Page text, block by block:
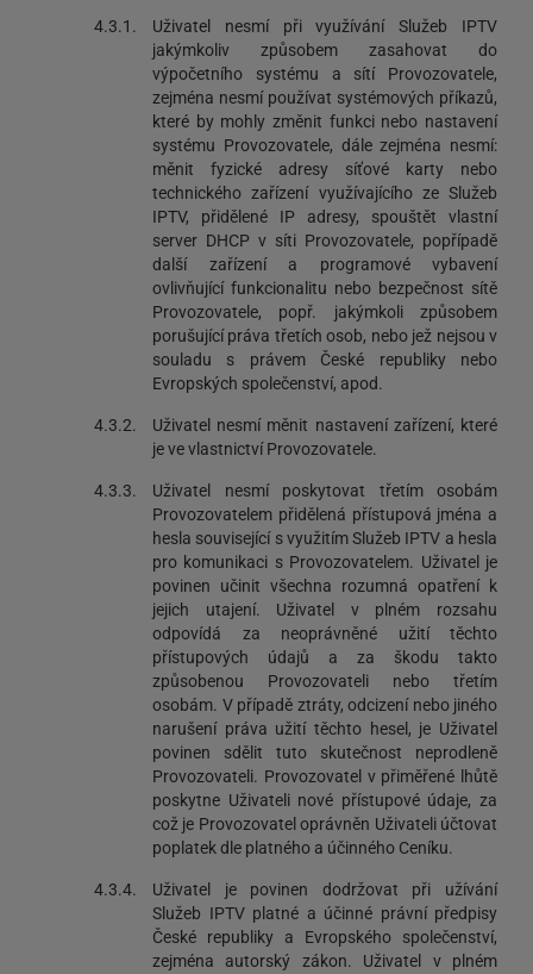
4.3.1.
Uživatel nesmí při využívání Služeb IPTV
jakýmkoliv způsobem zasahovat do
výpočetního systému a sítí Provozovatele,
zejména nesmí používat systémových příkazů,
které by mohly změnit funkci nebo nastavení
systému Provozovatele, dále zejména nesmí:
měnit fyzické adresy síťové karty nebo
technického zařízení využívajícího ze Služeb
IPTV, přidělené IP adresy, spouštět vlastní
server DHCP v síti Provozovatele, popřípadě
další zařízení a programové vybavení
ovlivňující funkcionalitu nebo bezpečnost sítě
Provozovatele, popř. jakýmkoli způsobem
porušující práva třetích osob, nebo jež nejsou v
souladu s právem České republiky nebo
Evropských společenství, apod.
4.3.2.
Uživatel nesmí měnit nastavení zařízení, které
je ve vlastnictví Provozovatele.
4.3.3.
Uživatel nesmí poskytovat třetím osobám
Provozovatelem přidělená přístupová jména a
hesla související s využitím Služeb IPTV a hesla
pro komunikaci s Provozovatelem. Uživatel je
povinen učinit všechna rozumná opatření k
jejich utajení. Uživatel v plném rozsahu
odpovídá za neoprávněné užití těchto
přístupových údajů a za škodu takto
způsobenou Provozovateli nebo třetím
osobám. V případě ztráty, odcizení nebo jiného
narušení práva užití těchto hesel, je Uživatel
povinen sdělit tuto skutečnost neprodleně
Provozovateli. Provozovatel v přiměřené lhůtě
poskytne Uživateli nové přístupové údaje, za
což je Provozovatel oprávněn Uživateli účtovat
poplatek dle platného a účinného Ceníku.
4.3.4.
Uživatel je povinen dodržovat při užívání
Služeb IPTV platné a účinné právní předpisy
České republiky a Evropského společenství,
zejména autorský zákon. Uživatel v plném